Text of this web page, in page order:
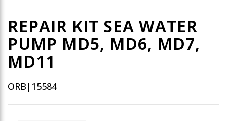
REPAIR KIT SEA WATER
PUMP MD5, MD6, MD7,
MD11
ORB|15584